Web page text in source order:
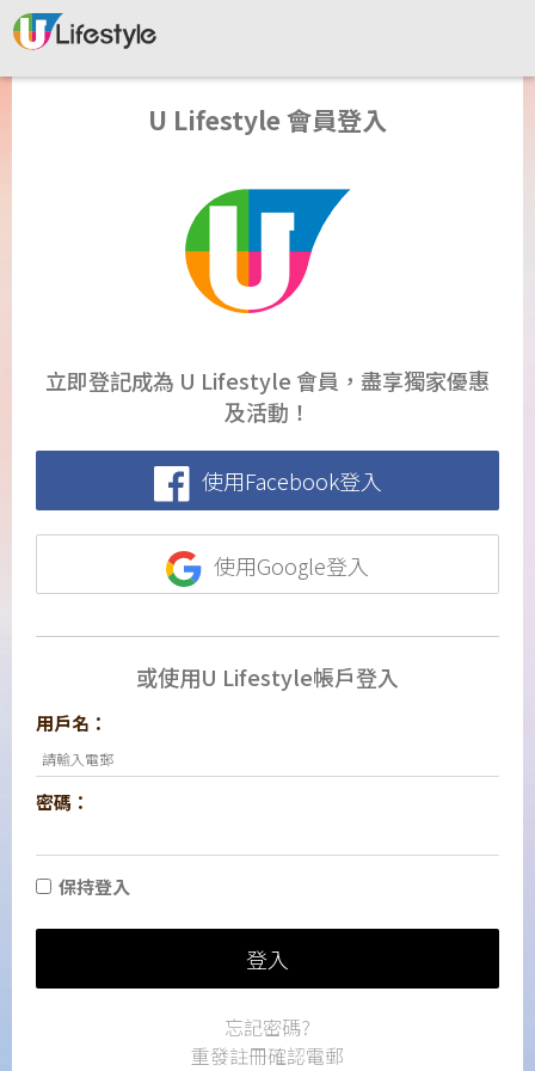
U Lifestyle 會員登入
立即登記成為 U Lifestyle 會員，盡享獨家優惠
及活動！
使用Facebook登入
使用Google登入
或使用U Lifestyle帳戶登入
用戶名：
密碼：
保持登入
登入
忘記密碼?
重發註冊確認電郵